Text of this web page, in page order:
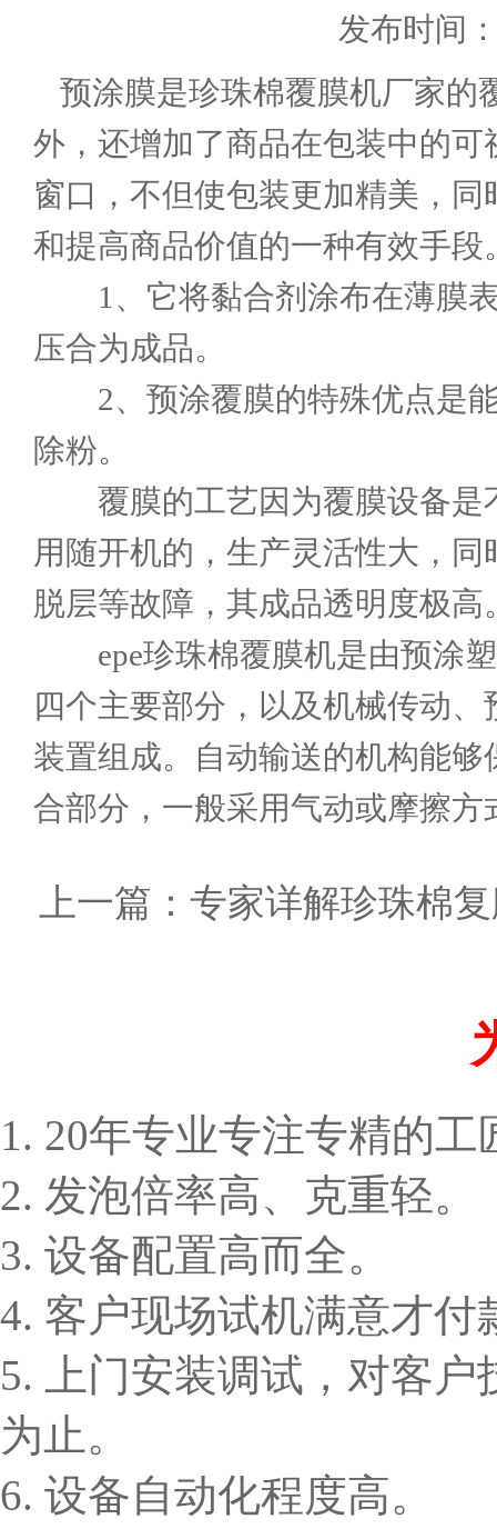
发布时间
预涂膜是珍珠棉覆膜机厂家的
外，还增加了商品在包装中的
窗口，不但使包装更加精美，
和提高商品价值的一种有效手
1、它将黏合剂涂布在薄膜表
压合为成品。
2、预涂覆膜的特殊优点是能
除粉。
覆膜的工艺因为覆膜设备是
用随开机的，生产灵活性大，
脱层等故障，其成品透明度极高
epe珍珠棉覆膜机是由预涂
四个主要部分，以及机械传动
装置组成。自动输送的机构能
合部分，一般采用气动或摩擦方
上一篇： 专家详解珍珠棉
1. 20年专业专注专精的工
2. 发泡倍率高、克重轻。
3. 设备配置高而全。
4. 客户现场试机满意才付
5. 上门安装调试，对客
为止。
6. 设备自动化程度高。